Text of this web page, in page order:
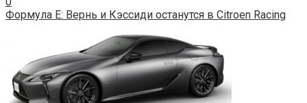
Формула Е: Вернь и Кэссиди останутся в Citroen Racing